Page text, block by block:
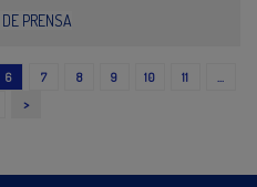
PRENSA
6 7 8 9 10 11
…
>